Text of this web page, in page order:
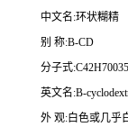
中文名:环状糊精
别 称:B-CD
分子式:C42H70035
英文名:B-
外 观:白色或几乎